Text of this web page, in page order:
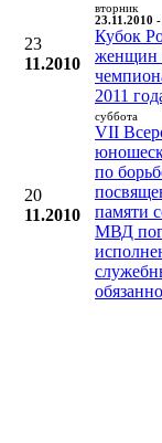
23
11.2010
вторник
23.11.2010
Кубок
женщин
2011
20
11.2010
суббота
VII
по
памяти
МВД